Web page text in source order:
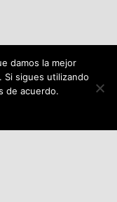
damos la mejor
Si sigues utilizando
de acuerdo.